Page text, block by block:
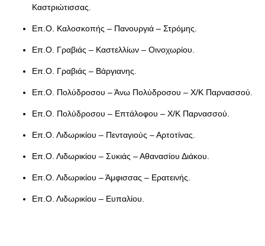
Καστριώτισσας.
Επ.Ο. Καλοσκοπής – Πανουργιά – Στρόμης.
Επ.Ο. Γραβιάς – Καστελλίων – Οινοχωρίου.
Επ.Ο. Γραβιάς – Βάργιανης.
Επ.Ο. Πολύδροσου – Άνω Πολύδροσου – Χ/Κ Παρνασσού.
Επ.Ο. Πολύδροσου – Επτάλοφου – Χ/Κ Παρνασσού.
Επ.Ο. Λιδωρικίου – Πενταγιούς – Αρτοτίνας.
Επ.Ο. Λιδωρικίου – Συκιάς – Αθανασίου Διάκου.
Επ.Ο. Λιδωρικίου – Άμφισσας – Ερατεινής.
Επ.Ο. Λιδωρικίου – Ευπαλίου.